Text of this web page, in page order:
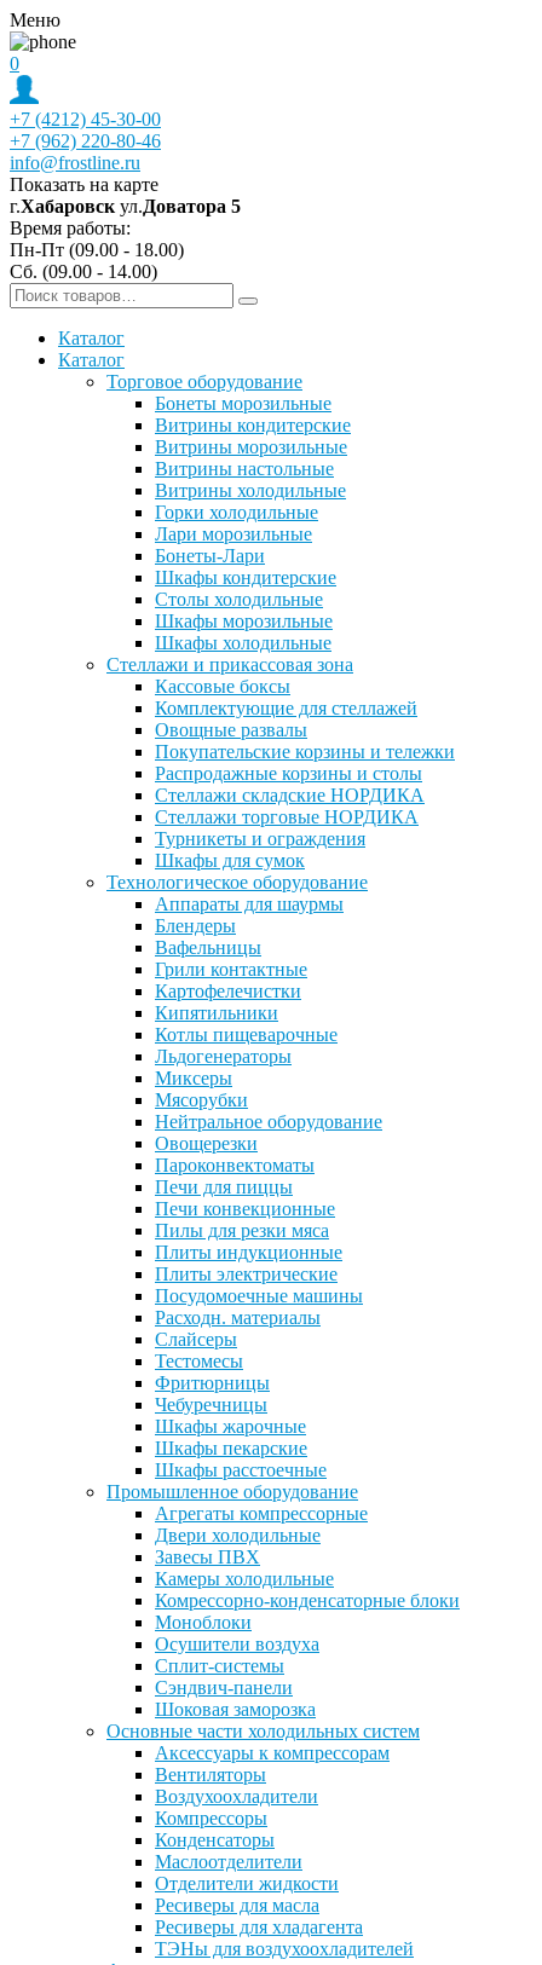
Меню
0
+7 (4212) 45-30-00
+7 (962) 220-80-46
info@frostline.ru
Показать на карте
г.Хабаровск ул.Доватора 5
Время работы:
Пн-Пт (09.00 - 18.00)
Сб. (09.00 - 14.00)
Каталог
Каталог
Торговое оборудование
Бонеты морозильные
Витрины кондитерские
Витрины морозильные
Витрины настольные
Витрины холодильные
Горки холодильные
Лари морозильные
Бонеты-Лари
Шкафы кондитерские
Столы холодильные
Шкафы морозильные
Шкафы холодильные
Стеллажи и прикассовая зона
Кассовые боксы
Комплектующие для стеллажей
Овощные развалы
Покупательские корзины и тележки
Распродажные корзины и столы
Стеллажи складские НОРДИКА
Стеллажи торговые НОРДИКА
Турникеты и ограждения
Шкафы для сумок
Технологическое оборудование
Аппараты для шаурмы
Блендеры
Вафельницы
Грили контактные
Картофелечистки
Кипятильники
Котлы пищеварочные
Льдогенераторы
Миксеры
Мясорубки
Нейтральное оборудование
Овощерезки
Пароконвектоматы
Печи для пиццы
Печи конвекционные
Пилы для резки мяса
Плиты индукционные
Плиты электрические
Посудомоечные машины
Расходн. материалы
Слайсеры
Тестомесы
Фритюрницы
Чебуречницы
Шкафы жарочные
Шкафы пекарские
Шкафы расстоечные
Промышленное оборудование
Агрегаты компрессорные
Двери холодильные
Завесы ПВХ
Камеры холодильные
Комрессорно-конденсаторные блоки
Моноблоки
Осушители воздуха
Сплит-системы
Сэндвич-панели
Шоковая заморозка
Основные части холодильных систем
Аксессуары к компрессорам
Вентиляторы
Воздухоохладители
Компрессоры
Конденсаторы
Маслоотделители
Отделители жидкости
Ресиверы для масла
Ресиверы для хладагента
ТЭНы для воздухоохладителей